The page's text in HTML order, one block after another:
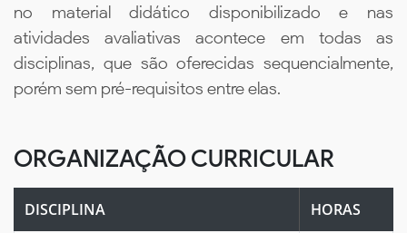
no material didático disponibilizado e nas
atividades avaliativas acontece em todas as
disciplinas, que são oferecidas sequencialmente,
porém sem pré-requisitos entre elas.
ORGANIZAÇÃO CURRICULAR
DISCIPLINA HORAS